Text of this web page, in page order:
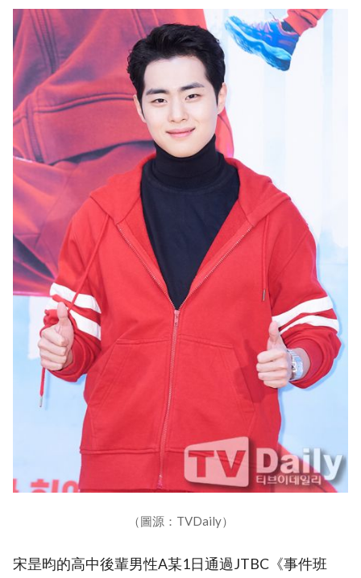
（圖源：TVDaily）
宋昰昀的高中後輩男性A某1日通過JTBC《事件班